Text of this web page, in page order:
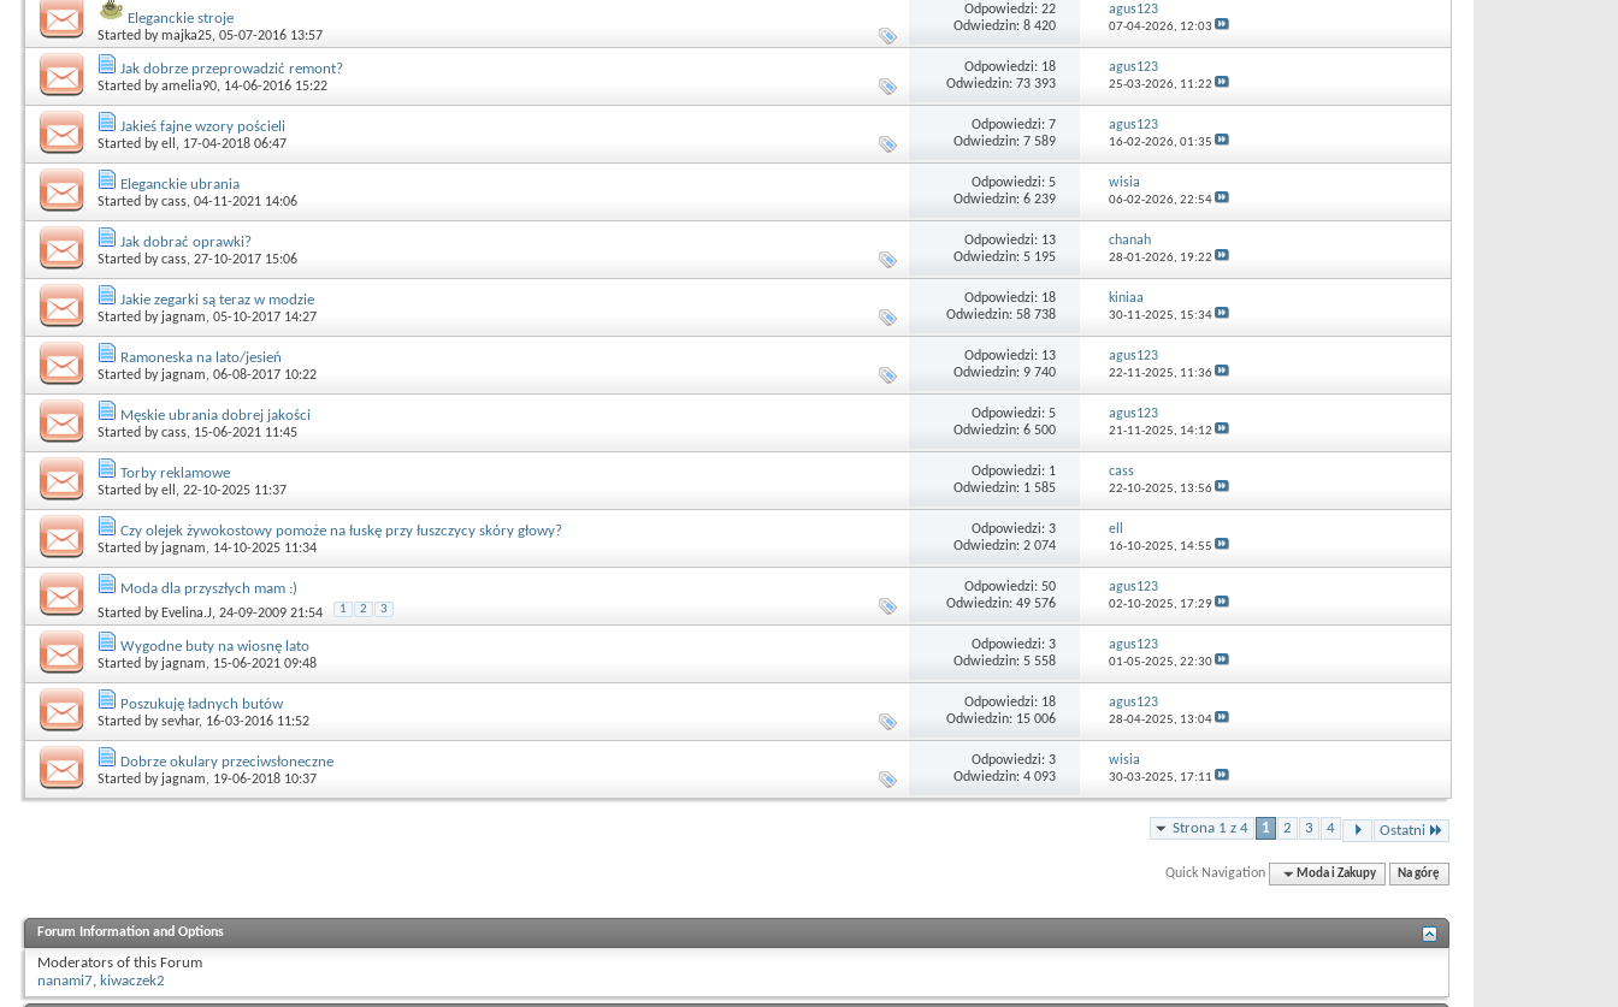
Eleganckie stroje
Started bymajka25, 05-07-2016 13:57
Odpowiedzi: 22
Odwiedzin: 8 420
agus123
07-04-2026, 12:03
Jak dobrze przeprowadzić remont?
Started byamelia90, 14-06-2016 15:22
Odpowiedzi: 18
Odwiedzin: 73 393
agus123
25-03-2026, 11:22
Jakieś fajne wzory pościeli
Started byell , 17-04-2018 06:47
Odpowiedzi: 7
Odwiedzin: 7 589
agus123
16-02-2026, 01:35
Eleganckie ubrania
Started bycass, 04-11-2021 14:06
Odpowiedzi: 5
Odwiedzin: 6 239
wisia
06-02-2026, 22:54
Jak dobrać oprawki?
Started bycass, 27-10-2017 15:06
Odpowiedzi: 13
Odwiedzin: 5 195
chanah
28-01-2026, 19:22
Jakie zegarki są teraz w modzie
Started by jagnam, 05-10-2017 14:27
Odpowiedzi: 18
Odwiedzin: 58 738
kiniaa
30-11-2025, 15:34
Ramoneska na lato/jesień
Started by jagnam, 06-08-2017 10:22
Odpowiedzi: 13
Odwiedzin: 9 740
agus123
22-11-2025, 11:36
Męskie ubrania dobrej jakości
Started bycass, 15-06-2021 11:45
Odpowiedzi: 5
Odwiedzin: 6 500
agus123
21-11-2025, 14:12
Torby reklamowe
Started byell , 22-10-2025 11:37
Odpowiedzi: 1
Odwiedzin: 1 585
cass
22-10-2025, 13:56
Czy olejek żywokostowy pomoże na łuskę przy łuszczycy skóry głowy?
Started by jagnam, 14-10-2025 11:34
Odpowiedzi: 3
Odwiedzin: 2 074
ell
16-10-2025, 14:55
Moda dla przyszłych mam :)
Started by Evelina.J, 24-09-2009 21:54 1 2 3
Odpowiedzi: 50
Odwiedzin: 49 576
agus123
02-10-2025, 17:29
Wygodne buty na wiosnę lato
Started by jagnam, 15-06-2021 09:48
Odpowiedzi: 3
Odwiedzin: 5 558
agus123
01-05-2025, 22:30
Poszukuję ładnych butów
Started bysevhar, 16-03-2016 11:52
Odpowiedzi: 18
Odwiedzin: 15 006
agus123
28-04-2025, 13:04
Dobrze okulary przeciwsłoneczne
Started by jagnam, 19-06-2018 10:37
Odpowiedzi: 3
Odwiedzin: 4 093
wisia
30-03-2025, 17:11
Strona 1 z 4 1 2 3 4 Ostatni
Quick Navigation Moda i Zakupy Na górę
Forum Information and Options
Moderators of this Forum
nanami7, kiwaczek2